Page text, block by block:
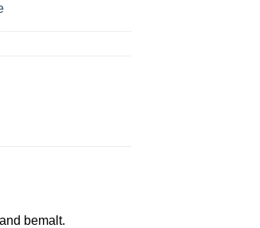
bemalt.